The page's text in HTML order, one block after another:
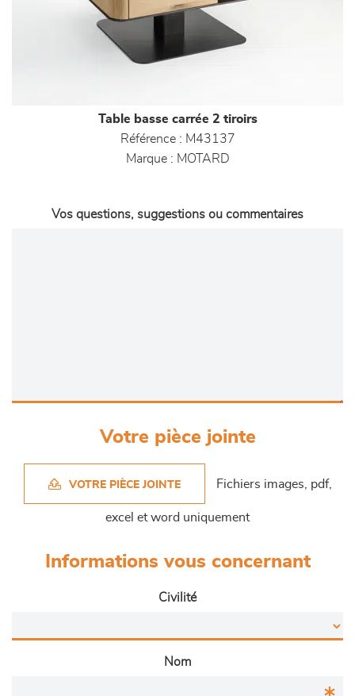
Table basse carrée 2 tiroirs
Référence : M43137
Marque : MOTARD
Vos questions, suggestions ou commentaires
Votre pièce jointe
VOTRE PIÈCE JOINTE Fichiers images, pdf,
excel et word uniquement
Informations vous concernant
Civilité
Nom